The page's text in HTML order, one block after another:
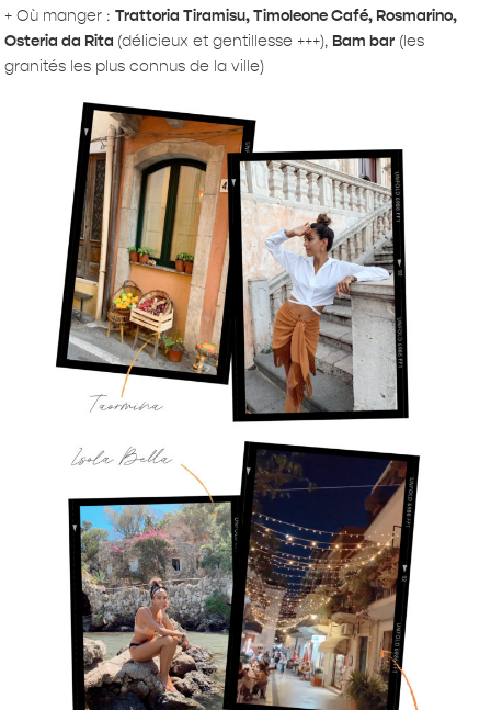
+ Où manger :Trattoria Tiramisu, Timoleone Café, Rosmarino,
Osteria da Rita (délicieux et gentillesse +++), Bam bar (les
granités les plus connus de la ville)